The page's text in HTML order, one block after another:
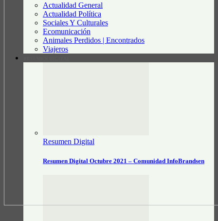
Actualidad General
Actualidad Política
Sociales Y Culturales
Ecomunicación
Animales Perdidos | Encontrados
Viajeros
Resumen Digital
Resumen Digital Octubre 2021 – Comunidad InfoBrandsen